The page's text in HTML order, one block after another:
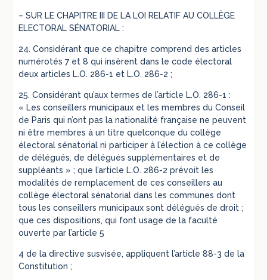
– SUR LE CHAPITRE III DE LA LOI RELATIF AU COLLÈGE
ELECTORAL SÉNATORIAL :
24. Considérant que ce chapitre comprend des articles
numérotés 7 et 8 qui insèrent dans le code électoral
deux articles L.O. 286-1 et L.O. 286-2 ;
25. Considérant qu’aux termes de l’article L.O. 286-1 :
« Les conseillers municipaux et les membres du Conseil
de Paris qui n’ont pas la nationalité française ne peuvent
ni être membres à un titre quelconque du collège
électoral sénatorial ni participer à l’élection à ce collège
de délégués, de délégués supplémentaires et de
suppléants » ; que l’article L.O. 286-2 prévoit les
modalités de remplacement de ces conseillers au
collège électoral sénatorial dans les communes dont
tous les conseillers municipaux sont délégués de droit ;
que ces dispositions, qui font usage de la faculté
ouverte par l’article 5
4 de la directive susvisée, appliquent l’article 88-3 de la
Constitution ;